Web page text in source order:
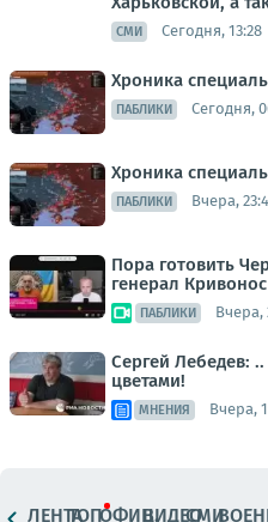
СМИ Сегодня, 13:28
Хроника
ПАБЛИКИ Сегодня,
Хроника
ПАБЛИКИ Вчера,
Пора готовить
генерал Кривонос
ПАБЛИКИ Вчера,
Сергей Лебедев:
цветами!
МНЕНИЯ Вчера,
ЛЕНТАТОПОФИЦ.ВИДЕОСМИ